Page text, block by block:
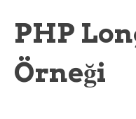
PHP
Örneği